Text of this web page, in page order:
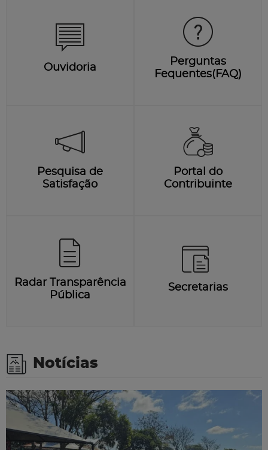
Ouvidoria
Perguntas
Fequentes(FAQ)
Pesquisa de
Satisfação
Portal do
Contribuinte
Radar Transparência
Pública
Secretarias
Notícias